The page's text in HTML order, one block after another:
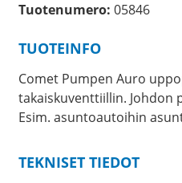
Tuotenumero: 05846
TUOTEINFO
Comet Pumpen Auro
takaiskuventtiillin. Johdon
Esim. asuntoautoihin
TEKNISET TIEDOT